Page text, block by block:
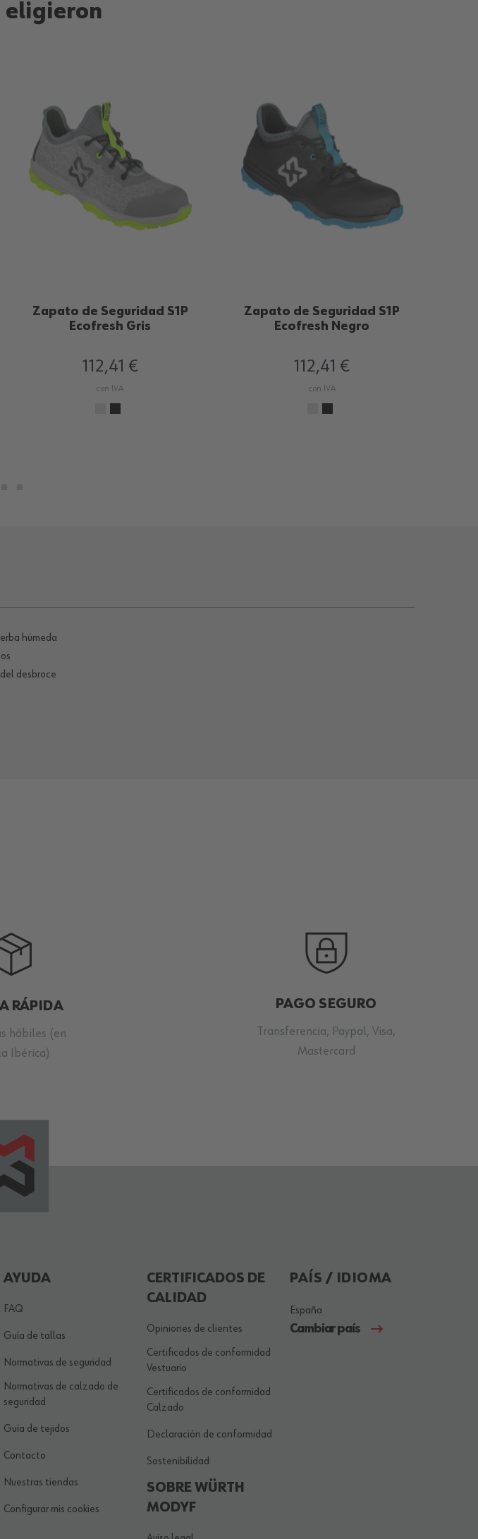
eligieron
Zapato de Seguridad S1P
Ecofresh Gris
112,41 €
con IVA
Zapato de Seguridad S1P
Ecofresh Negro
112,41 €
con IVA
húmeda
desbroce
RÁPIDA
hábiles (en
Ibérica)
PAGO SEGURO
Transferencia, Paypal, Visa,
Mastercard
AYUDA
FAQ
Guía de tallas
Normativas de seguridad
Normativas de calzado de
seguridad
Guía de tejidos
Contacto
Nuestras tiendas
Configurar mis cookies
CERTIFICADOS DE
CALIDAD
Opiniones de clientes
Certificados de conformidad
Vestuario
Certificados de conformidad
Calzado
Declaración de conformidad
Sostenibilidad
SOBRE WÜRTH
MODYF
PAÍS / IDIOMA
España
Cambiar país